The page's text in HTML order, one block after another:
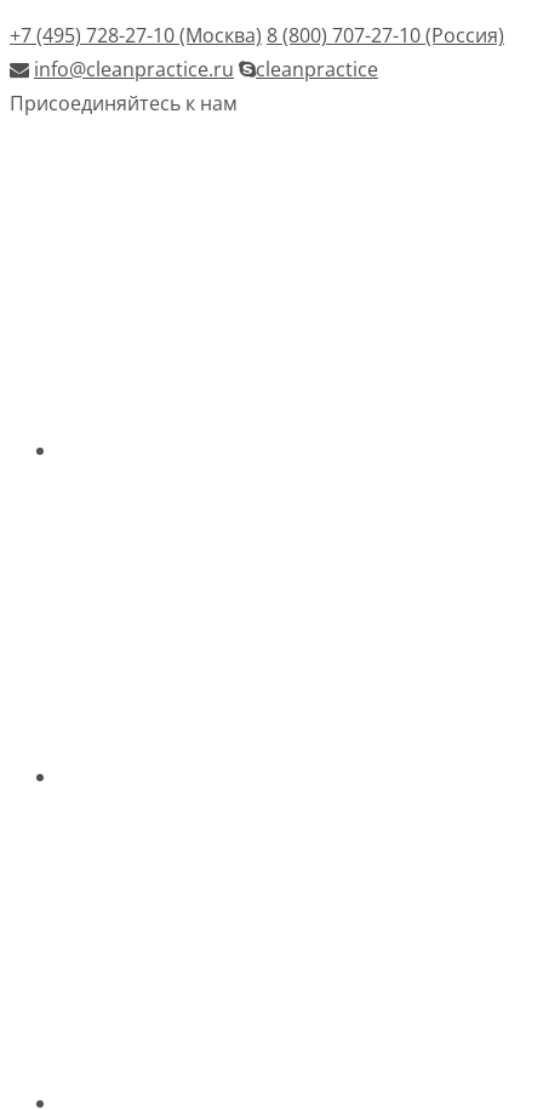
+7 (495) 728-27-10 (Москва) 8 (800) 707-27-10 (Россия)
info@cleanpractice.ru
cleanpractice
Присоединяйтесь к нам